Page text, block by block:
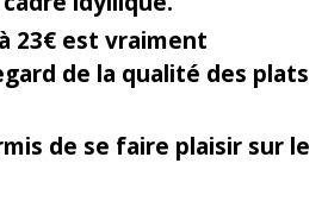
23€ est vraiment
de la qualité des plats
de se faire plaisir sur le